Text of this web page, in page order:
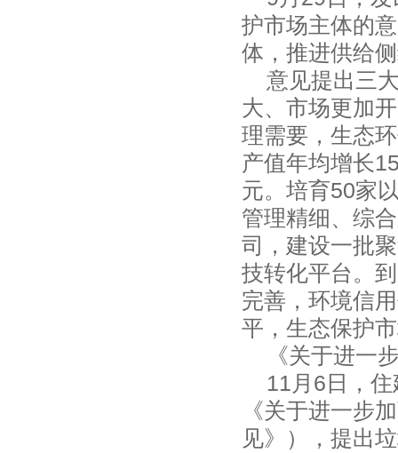
护市场主体的
体，推进供给
意见提出三大
大、市场更加
理需要，生态
产值年均增长
元。培育50家
管理精细、综
司，建设一批
技转化平台。
完善，环境信
平，生态保
《关于进一
11月6日，住
《关于进一步
见》），提出